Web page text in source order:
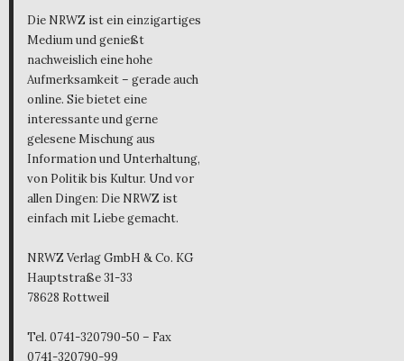
Die NRWZ ist ein einzigartiges
Medium und genießt
nachweislich eine hohe
Aufmerksamkeit – gerade auch
online. Sie bietet eine
interessante und gerne
gelesene Mischung aus
Information und Unterhaltung,
von Politik bis Kultur. Und vor
allen Dingen: Die NRWZ ist
einfach mit Liebe gemacht.
NRWZ Verlag GmbH & Co. KG
Hauptstraße 31-33
78628 Rottweil
Tel. 0741-320790-50 – Fax
0741-320790-99